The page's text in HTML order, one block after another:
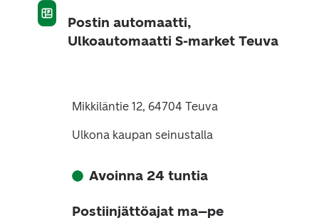
Postin automaatti,
Ulkoautomaatti S-market Teuva
Mikkiläntie 12, 64704 Teuva
Ulkona kaupan seinustalla
Avoinna 24 tuntia
Postiinjättöajat ma–pe